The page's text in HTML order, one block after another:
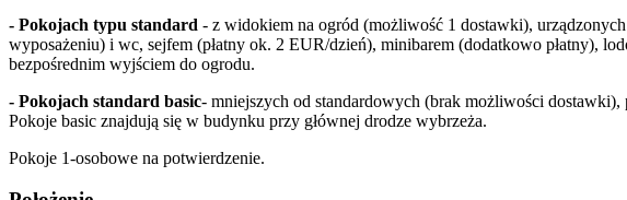
- Pokojach typu standard - z widokiem na ogród (możliwość 1 dostawki),
wyposażeniu) i wc, sejfem (płatny ok. 2 EUR/dzień), minibarem (dodatkowo płatny),
bezpośrednim wyjściem do ogrodu.
- Pokojach standard basic- mniejszych od standardowych (brak możliwości
Pokoje basic znajdują się w budynku przy głównej drodze wybrzeża.
Pokoje 1-osobowe na potwierdzenie.